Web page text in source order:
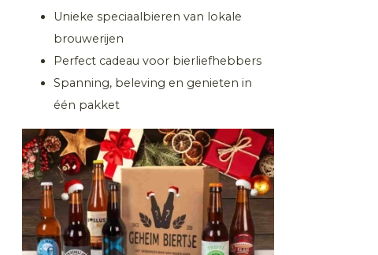
Unieke speciaalbieren van lokale
brouwerijen
Perfect cadeau voor bierliefhebbers
Spanning, beleving en genieten in
één pakket